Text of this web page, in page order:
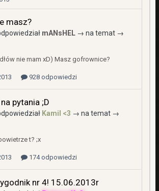
masz?
mANsHEL→ na temat →
nie mam xD) Masz gofrownice?
928 odpowiedzi
pytania ;D
Kamil <3 → na temat →
t? ;x
174 odpowiedzi
nr 4! 15.06.2013r